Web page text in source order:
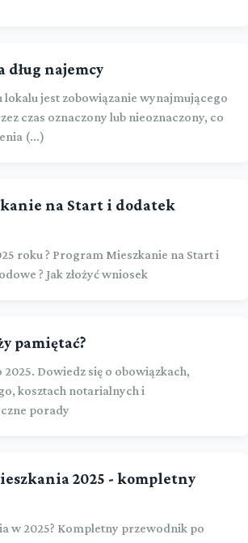
dług najemcy
jest zobowiązanie wynajmującego
czas oznaczony lub nieoznaczony, co
(...)
na Start i dodatek
roku ? Program Mieszkanie na Start i
? Jak złożyć wniosek
pamiętać?
Dowiedz się o obowiązkach,
kosztach notarialnych i
porady
2025 - kompletny
w 2025? Kompletny przewodnik po